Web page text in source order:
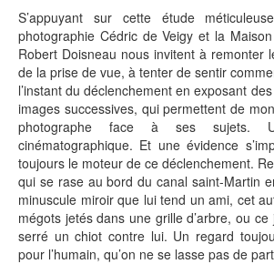
S’appuyant sur cette étude
photographie Cédric de Veigy et la
Robert Doisneau nous invitent à remonter
de la prise de vue, à tenter de sentir
l’instant du déclenchement en exposant
images successives, qui permettent de
photographe face à ses sujets.
cinématographique. Et une évidence
toujours le moteur de ce déclenchement.
qui se rase au bord du canal saint-Martin
minuscule miroir que lui tend un ami, cet
mégots jetés dans une grille d’arbre, ou
serré un chiot contre lui. Un regard
pour l’humain, qu’on ne se lasse pas de